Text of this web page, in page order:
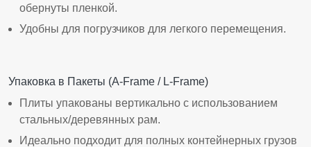
обернуты пленкой.
Удобны для погрузчиков для легкого перемещения.
Упаковка в Пакеты (A-Frame / L-Frame)
Плиты упакованы вертикально с использованием
стальных/деревянных рам.
Идеально подходит для полных контейнерных грузов